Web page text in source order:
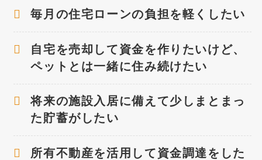
毎月の住宅ローンの負担を軽くしたい
自宅を売却して資金を作りたいけど、
ペットとは一緒に住み続けたい
将来の施設入居に備えて少しまとまっ
た貯蓄がしたい
所有不動産を活用して資金調達をした